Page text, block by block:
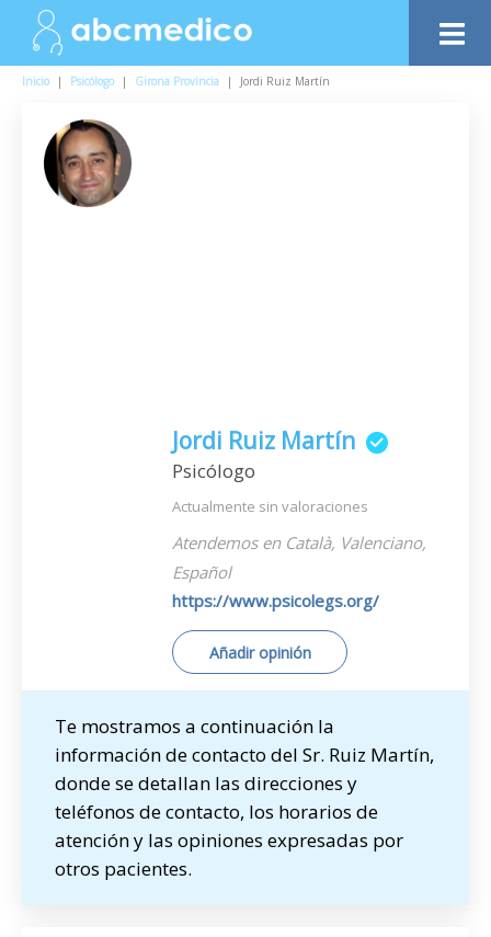
Inicio | Psicólogo | Girona Provincia | Jordi Ruiz Martín
Jordi Ruiz Martín
Psicólogo
Actualmente sin valoraciones
Atendemos en Català, Valenciano,
Español
https://www.psicolegs.org/
Añadir opinión
Te mostramos a continuación la
información de contacto del Sr. Ruiz Martín,
donde se detallan las direcciones y
teléfonos de contacto, los horarios de
atención y las opiniones expresadas por
otros pacientes.